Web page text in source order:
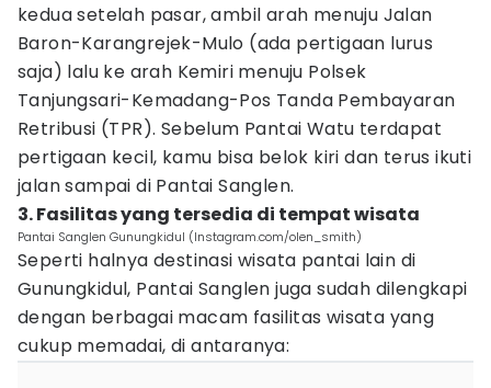
kedua setelah pasar, ambil arah menuju Jalan
Baron-Karangrejek-Mulo (ada pertigaan lurus
saja) lalu ke arah Kemiri menuju Polsek
Tanjungsari-Kemadang-Pos Tanda Pembayaran
Retribusi (TPR). Sebelum Pantai Watu terdapat
pertigaan kecil, kamu bisa belok kiri dan terus ikuti
jalan sampai di Pantai Sanglen.
3. Fasilitas yang tersedia di tempat wisata
Pantai Sanglen Gunungkidul (Instagram.com/olen_smith)
Seperti halnya destinasi wisata pantai lain di
Gunungkidul, Pantai Sanglen juga sudah dilengkapi
dengan berbagai macam fasilitas wisata yang
cukup memadai, di antaranya: